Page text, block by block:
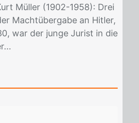
Müller (1902-1958): Drei
Machtübergabe an Hitler,
war der junge Jurist in die